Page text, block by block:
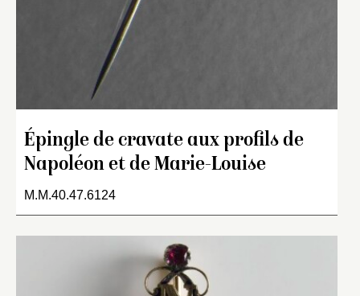
Épingle de cravate aux profils de
Napoléon et de Marie-Louise
M.M.40.47.6124